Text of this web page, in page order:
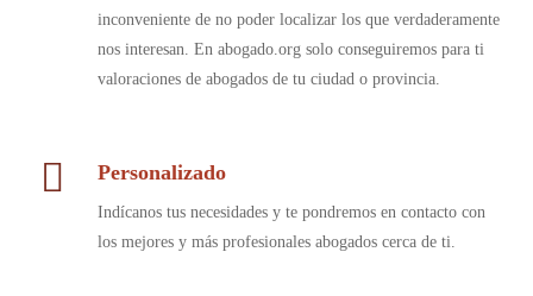
inconveniente de no poder localizar los que verdaderamente
nos interesan. En abogado.org solo conseguiremos para ti
valoraciones de abogados de tu ciudad o provincia.
Personalizado
Indícanos tus necesidades y te pondremos en contacto con
los mejores y más profesionales abogados cerca de ti.